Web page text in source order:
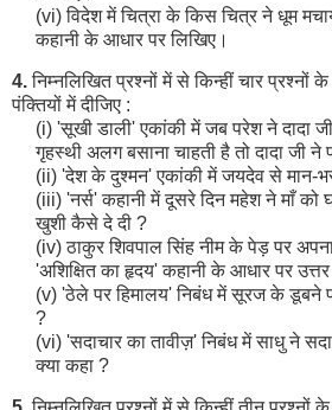
(vi) विदेश में चित्रा के किस चित्र ने धूम
कहानी के आधार पर लिखिए।
4.निम्नलिखित प्रश्नों में से किन्हीं चार प्रश्नों के
पंक्तियों में दीजिए :
(i) 'सूखी डाली' एकांकी में जब परेश ने दादा
गृहस्थी अलग बसाना चाहती है तो दादा जी
(ii) 'देश के दुश्मन' एकांकी में जयदेव से मान-
(iii) 'नर्स' कहानी में दूसरे दिन महेश ने माँ
खुशी कैसे दे दी ?
(iv) ठाकुर शिवपाल सिंह नीम के पेड़ पर
'अशिक्षित का हृदय' कहानी के आधार पर उत्तर
(v) 'ठेले पर हिमालय' निबंध में सूरज के डूबने
?
(vi) 'सदाचार का तावीज़' निबंध में साधु ने
क्या कहा ?